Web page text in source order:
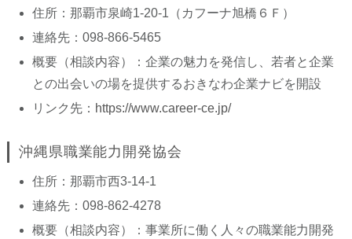
住所：那覇市泉崎1-20-1（カフーナ旭橋６Ｆ）
連絡先：098-866-5465
概要（相談内容）：企業の魅力を発信し、若者と企業
との出会いの場を提供するおきなわ企業ナビを開設
リンク先： https://www.career-ce.jp/
沖縄県職業能力開発協会
住所：那覇市西3-14-1
連絡先：098-862-4278
概要（相談内容）：事業所に働く人々の職業能力開発